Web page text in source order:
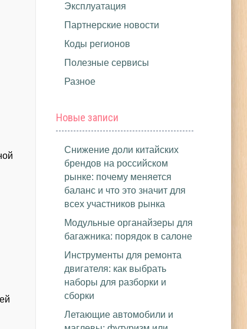
Эксплуатация
Партнерские новости
Коды регионов
Полезные сервисы
Разное
Новые записи
Снижение доли китайских
брендов на российском
рынке: почему меняется
баланс и что это значит для
всех участников рынка
Модульные органайзеры для
багажника: порядок в салоне
Инструменты для ремонта
двигателя: как выбрать
наборы для разборки и
сборки
Летающие автомобили и